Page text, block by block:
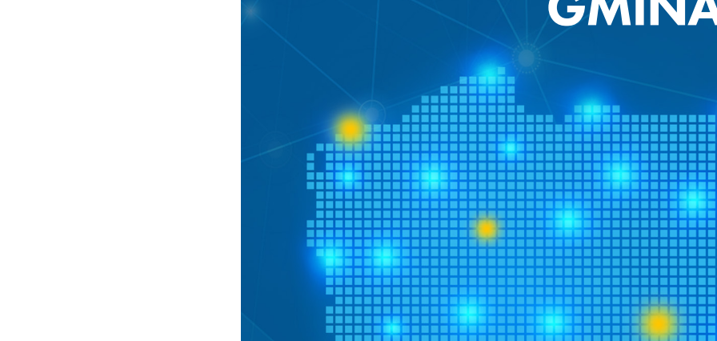
Ustawienia
Szanujemy Twoją prywatność. Możesz zmienić ustawienia cookies lub
zaakceptować je wszystkie. W dowolnym momencie możesz dokonać
zmiany swoich ustawień.